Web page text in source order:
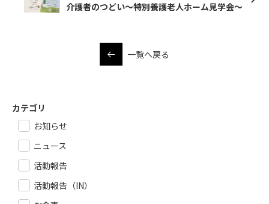
介護者のつどい～特別養護老人ホーム見学会～
一覧へ戻る
カテゴリ
お知らせ
ニュース
活動報告
活動報告（IN）